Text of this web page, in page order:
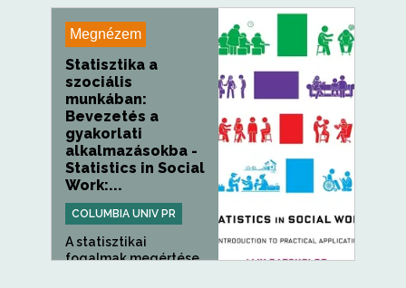
Megnézem
Statisztika a
szociális
munkában:
Bevezetés a
gyakorlati
alkalmazásokba -
Statistics in Social
Work:...
COLUMBIA UNIV PR
A statisztikai
fogalmak megértése